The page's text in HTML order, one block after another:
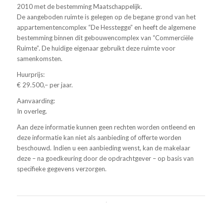
2010 met de bestemming Maatschappelijk.
De aangeboden ruimte is gelegen op de begane grond van het
appartementencomplex “De Hesstegge” en heeft de algemene
bestemming binnen dit gebouwencomplex van “Commerciële
Ruimte”. De huidige eigenaar gebruikt deze ruimte voor
samenkomsten.
Huurprijs:
€ 29.500,– per jaar.
Aanvaarding:
In overleg.
Aan deze informatie kunnen geen rechten worden ontleend en
deze informatie kan niet als aanbieding of offerte worden
beschouwd. Indien u een aanbieding wenst, kan de makelaar
deze – na goedkeuring door de opdrachtgever – op basis van
specifieke gegevens verzorgen.